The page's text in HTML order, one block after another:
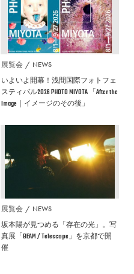
展覧会 NEWS
いよいよ開幕！浅間国際フォトフェ
スティバル2026 PHOTO MIYOTA 「After the
Image｜イメージのその後」
展覧会 NEWS
坂本陽が見つめる「存在の光」。写
真展「BEAM / Telescope」を京都で開
催